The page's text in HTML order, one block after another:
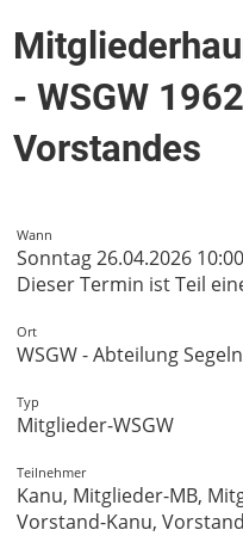
- WSGW
Vorstandes
Wann
Sonntag 26.04.2026
Dieser Termin ist Teil
Ort
WSGW - Abteilung Segeln
Typ
Mitglieder-WSGW
Teilnehmer
Kanu, Mitglieder-MB,
Vorstand-Kanu,